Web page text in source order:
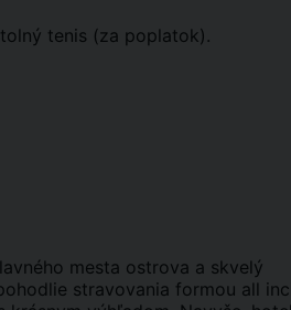
tenis (za poplatok).
mesta ostrova a skvelý
stravovania formou all